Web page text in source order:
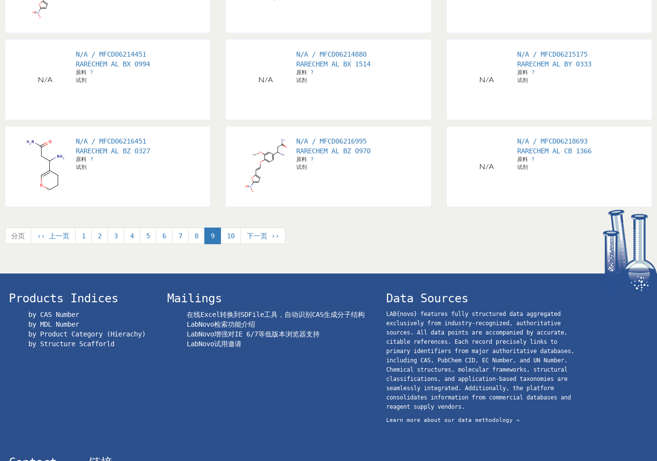
N/A / MFCD06214451
RARECHEM AL BX 0994
原料 ?
试剂
N/A / MFCD06214880
RARECHEM AL BX 1514
原料 ?
试剂
N/A / MFCD06215175
RARECHEM AL BY 0333
原料
?
试剂
N/A / MFCD06216451
RARECHEM AL BZ 0327
原料 ?
试剂
N/A / MFCD06216995
RARECHEM AL BZ 0970
原料 ?
试剂
N/A / MFCD06218693
RARECHEM AL CB 1366
原料
?
试剂
分页 ‹‹ 上一页 1 2 3 4 5 6 7 8 9 10 下一页 ››
Products Indices
by CAS Number
by MDL Number
by Product Category (Hierachy)
by Structure Scafforld
Mailings
在线Excel转换到SDFile工具，自动识别CAS生成分子结构
LabNovo检索功能介绍
LabNovo增强对IE 6/7等低版本浏览器支持
LabNovo试用邀请
Data Sources
LAB{novo} features fully structured data aggregated
exclusively from industry-recognized, authoritative
sources. All data points are accompanied by accurate,
citable references. Each record precisely links to
primary identifiers from major authoritative databases,
including CAS, PubChem CID, EC Number, and UN Number.
Chemical structures, molecular frameworks, structural
classifications, and application-based taxonomies are
seamlessly integrated. Additionally, the platform
consolidates information from commercial databases and
reagent supply vendors.
Learn more about our data methodology →